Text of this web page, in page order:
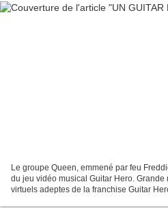
Le groupe Queen, emmené par feu
du jeu vidéo musical Guitar Hero.
virtuels adeptes de la franchise Guitar